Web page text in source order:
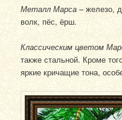
Металл Марса – железо,
волк, пёс, ёрш.
Классическим цветом
также стальной. Кроме
яркие кричащие тона,